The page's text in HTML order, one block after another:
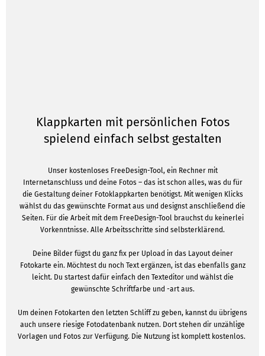
Klappkarten mit persönlichen Fotos
spielend einfach selbst gestalten
Unser kostenloses FreeDesign-Tool, ein Rechner mit
Internetanschluss und deine Fotos – das ist schon alles, was du für
die Gestaltung deiner Fotoklappkarten benötigst. Mit wenigen Klicks
wählst du das gewünschte Format aus und designst anschließend die
Seiten. Für die Arbeit mit dem FreeDesign-Tool brauchst du keinerlei
Vorkenntnisse. Alle Arbeitsschritte sind selbsterklärend.
Deine Bilder fügst du ganz fix per Upload in das Layout deiner
Fotokarte ein. Möchtest du noch Text ergänzen, ist das ebenfalls ganz
leicht. Du startest dafür einfach den Texteditor und wählst die
gewünschte Schriftfarbe und -art aus.
Um deinen Fotokarten den letzten Schliff zu geben, kannst du übrigens
auch unsere riesige Fotodatenbank nutzen. Dort stehen dir unzählige
Vorlagen und Fotos zur Verfügung. Die Nutzung ist komplett kostenlos.